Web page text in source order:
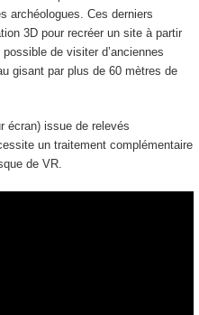
archéologues. Ces derniers
3D pour recréer un site à partir
de visiter d’anciennes
gisant par plus de 60 mètres de
écran) issue de relevés
un traitement complémentaire
de VR.